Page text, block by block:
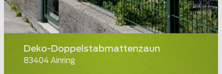
Deko-Doppelstabmattenzaun
83404 Ainring